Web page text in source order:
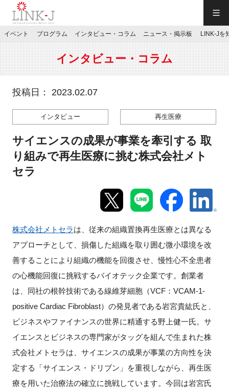
JP／EN
特別会員専用メニュー
施設ご予約
新規登録
イベント
プログラム
ニュース・掲示板
LINK-Jを知る
イベント プログラム インタビュー・コラム ニュース・掲示板 LINK-Jを
インタビュー・コラム
投稿日： 2023.02.07
インタビュー 再生医療
サイエンスの成果が事業を牽引する 取
り組みで再生医療に挑む株式会社メト
セラ
株式会社メトセラは、従来の組織置換再生医療とは異なる
アプローチとして、損傷した組織を取り囲む微小環境を改
善することにより組織の機能を回復させ、慢性心不全患者
の心機能回復に挑戦するバイオテック企業です。創業者
は、同社の根幹技術である線維芽細胞（VCF： VCAM-1-
positive Cardiac Fibroblast）の発見者である岩宮貴紘氏と、
ビジネスやファイナンスの世界に精通する野上健一氏。サ
イエンスとビジネスの専門家がタッグを組んで生まれた株
式会社メトセラは、サイエンスの成果が事業の方向性を決
定する「サイエンス・ドリブン」を重視しながら、再生医
療を用いた治療法の確立に挑戦しています。今回は岩宮氏